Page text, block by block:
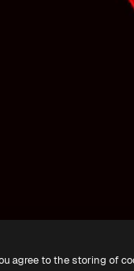
agree to the storing of